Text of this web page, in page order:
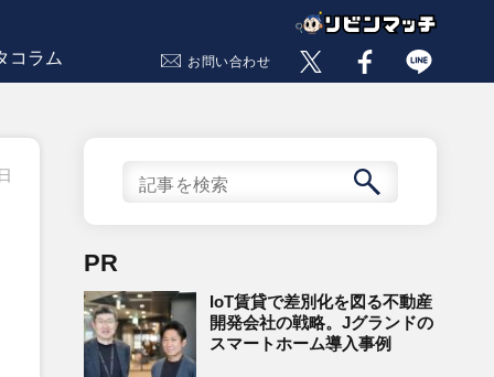
コラム お問い合わせ
PR
IoT賃貸で差別化を図る不動産
開発会社の戦略。Jグランドの
スマートホーム導入事例